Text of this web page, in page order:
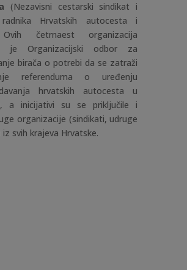
(Nezavisni cestarski sindikat i
radnika Hrvatskih autocesta i
četrnaest organizacija
je Organizacijski odbor za
birača o potrebi da se zatraži
referenduma o uređenju
hrvatskih autocesta u
a inicijativi su se priključile i
organizacije (sindikati, udruge
svih krajeva Hrvatske.